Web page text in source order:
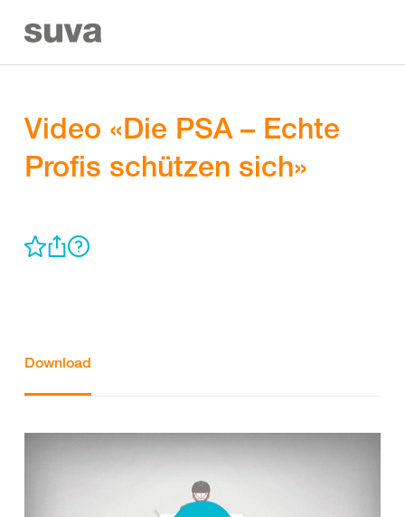
Video «Die PSA – Echte
Profis schützen sich»
Download